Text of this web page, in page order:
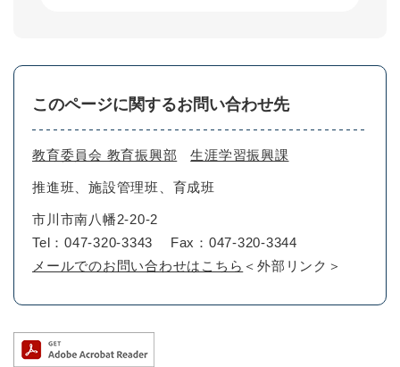
このページに関するお問い合わせ先
教育委員会 教育振興部 生涯学習振興課
推進班、施設管理班、育成班
市川市南八幡2-20-2
Tel：047-320-3343
Fax：047-320-3344
メールでのお問い合わせはこちら ＜外部リンク＞